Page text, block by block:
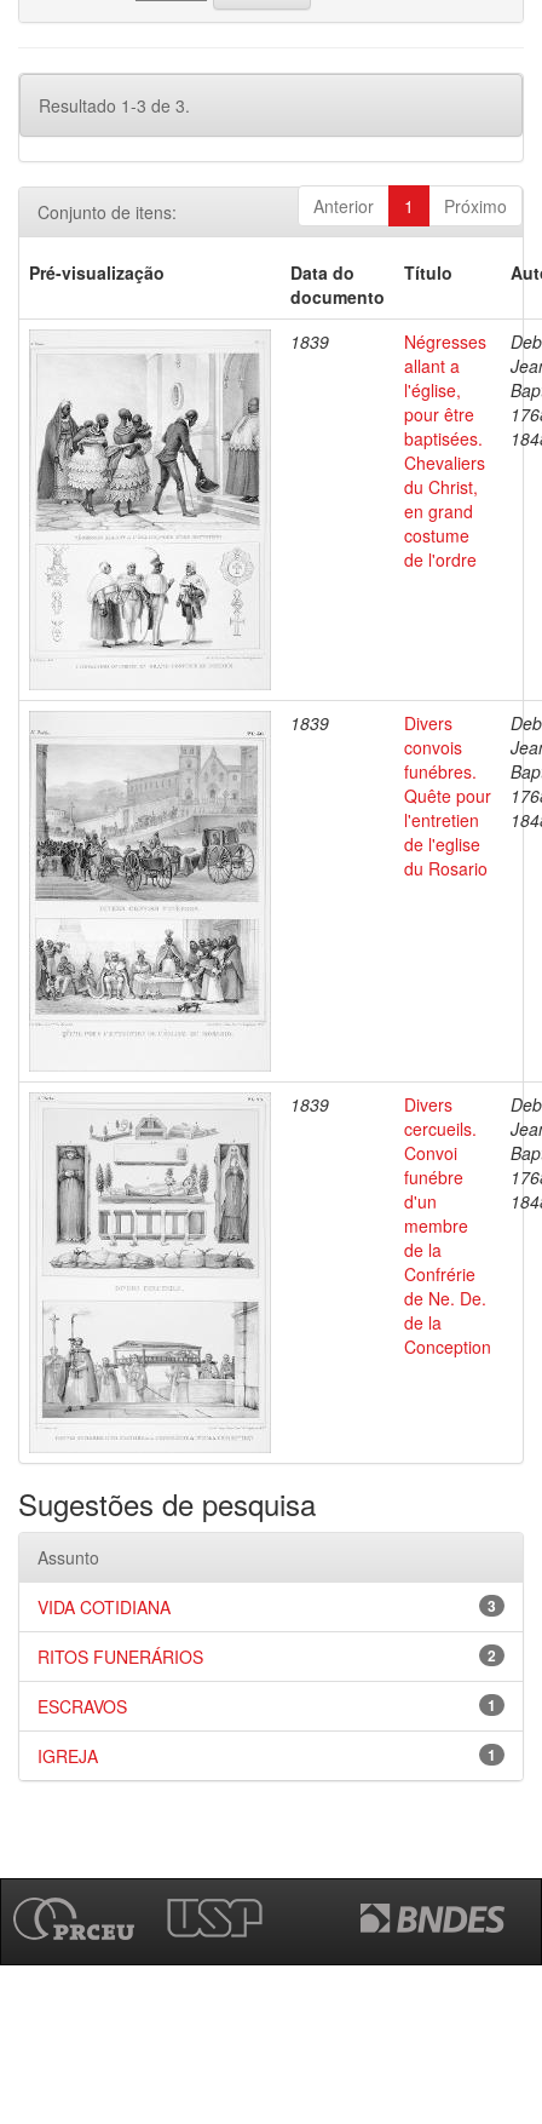
Resultado 1-3 de 3.
Anterior 1 Próximo
Conjunto de itens:
Pré-visualização
Data do
documento
Título
1839
Négresses
allant a
l'église,
pour être
baptisées.
Chevaliers
du Christ,
en grand
costume
de l'ordre
1839
Divers
convois
funébres.
Quête pour
l'entretien
de l'eglise
du Rosario
1839
Divers
cercueils.
Convoi
funébre
d'un
membre
de la
Confrérie
de Ne. De.
de la
Conception
Sugestões de pesquisa
Assunto
3
VIDA COTIDIANA
2
RITOS FUNERÁRIOS
1
ESCRAVOS
1
IGREJA